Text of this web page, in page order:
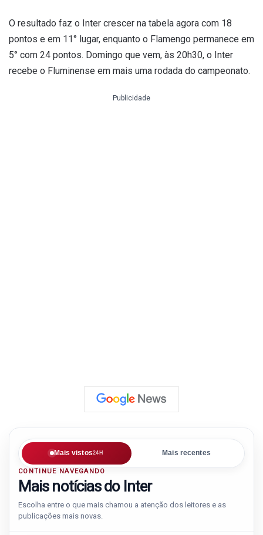
O resultado faz o Inter crescer na tabela agora com 18
pontos e em 11° lugar, enquanto o Flamengo permanece em
5° com 24 pontos. Domingo que vem, às 20h30, o Inter
recebe o Fluminense em mais uma rodada do campeonato.
Publicidade
Mais vistos24H Mais recentes
CONTINUE NAVEGANDO
Mais notícias do Inter
Escolha entre o que mais chamou a atenção dos leitores e as
publicações mais novas.